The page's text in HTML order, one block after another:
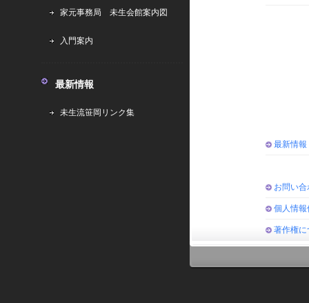
家元事務局 未生会館案内図
入門案内
最新情報
未生流笹岡リンク集
最新情報
お問い合
個人情報
著作権に